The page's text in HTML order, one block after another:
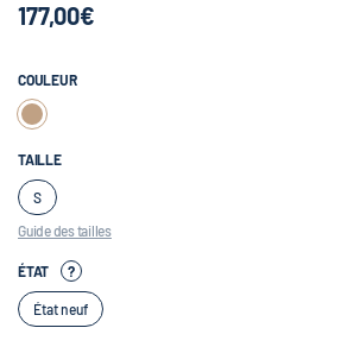
177,00€
COULEUR
TAILLE
S
Guide des tailles
ÉTAT ?
État neuf